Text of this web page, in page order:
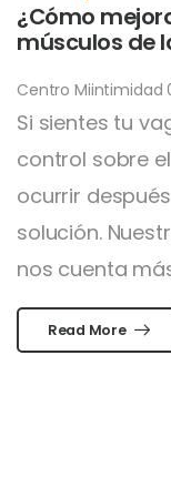
¿Cómo
músculos de
Centro Miintimidad
Si sientes tu
control sobre
ocurrir
solución.
nos cuenta
Read More